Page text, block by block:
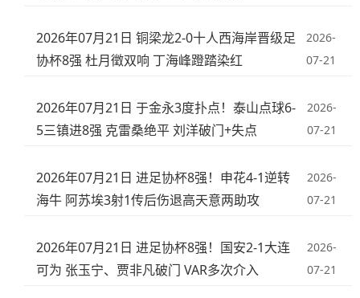
2026年07月21日 铜梁龙2-0十人西海岸晋级足
协杯8强 杜月徵双响 丁海峰蹬踏染红
2026-
07-21
2026年07月21日 于金永3度扑点！泰山点球6-
5三镇进8强 克雷桑绝平 刘洋破门+失点
2026-
07-21
2026年07月21日 进足协杯8强！申花4-1逆转
海牛 阿苏埃3射1传后伤退高天意两助攻
2026-
07-21
2026年07月21日 进足协杯8强！国安2-1大连
可为 张玉宁、贾非凡破门 VAR多次介入
2026-
07-21